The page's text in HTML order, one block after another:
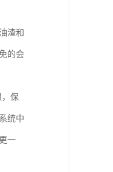
渣和
的会
保
统中
一